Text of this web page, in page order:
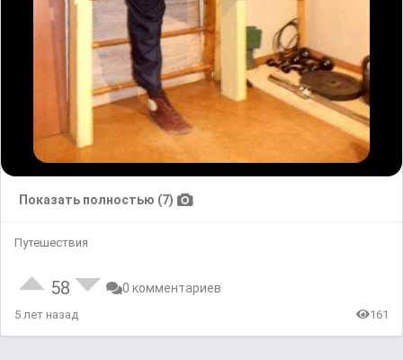
Показать полностью (7)
Путешествия
58 0 комментариев
5 лет назад 161